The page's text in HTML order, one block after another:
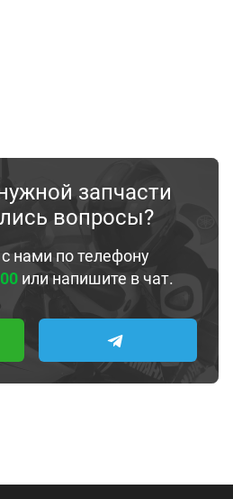
запчасти
вопросы?
нами по телефону
или напишите в чат.